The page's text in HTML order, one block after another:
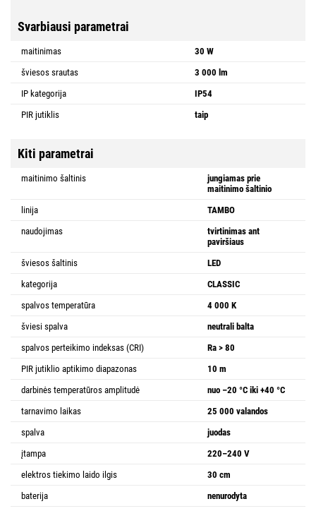
Svarbiausi parametrai
maitinimas
30 W
šviesos srautas
3 000 lm
IP kategorija
IP54
PIR jutiklis
taip
Kiti parametrai
maitinimo šaltinis
jungiamas prie
maitinimo šaltinio
linija
TAMBO
naudojimas
tvirtinimas ant
paviršiaus
šviesos šaltinis
LED
kategorija
CLASSIC
spalvos temperatūra
4 000 K
šviesi spalva
neutrali balta
spalvos perteikimo indeksas (CRI)
Ra > 80
PIR jutiklio aptikimo diapazonas
10 m
darbinės temperatūros amplitudė
nuo –20 °C iki +40 °C
tarnavimo laikas
25 000 valandos
spalva
juodas
įtampa
220–240 V
elektros tiekimo laido ilgis
30 cm
baterija
nenurodyta